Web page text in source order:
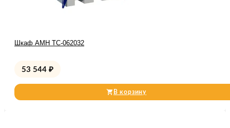
Шкаф AMH TC-062032
53 544 ₽
В корзину